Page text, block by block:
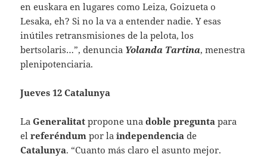
en euskara en lugares como Leiza, Goizueta o
Lesaka, eh? Si no la va a entender nadie. Y esas
inútiles retransmisiones de la pelota, los
bertsolaris…”, denuncia Yolanda Tartina, menestra
plenipotenciaria.
Jueves 12 Catalunya
LaGeneralitatpropone unadoble pregunta para
el referéndum por laindependencia de
Catalunya. “Cuanto más claro el asunto mejor.